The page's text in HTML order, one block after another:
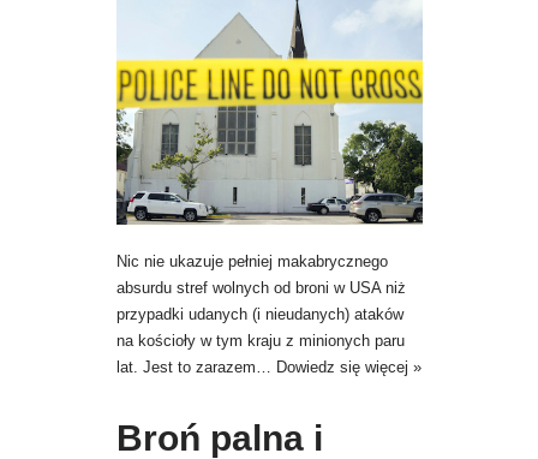
Nic nie ukazuje pełniej makabrycznego
absurdu stref wolnych od broni w USA niż
przypadki udanych (i nieudanych) ataków
na kościoły w tym kraju z minionych paru
lat. Jest to zarazem…
Dowiedz się więcej »
Broń palna i